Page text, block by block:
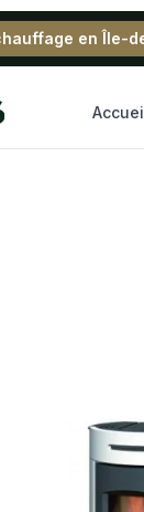
en Île-